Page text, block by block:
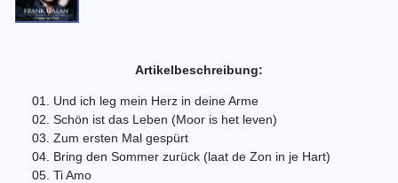
Artikelbeschreibung:
01. Und ich leg mein Herz in deine Arme
02. Schön ist das Leben (Moor is het leven)
03. Zum ersten Mal gespürt
04. Bring den Sommer zurück (laat de Zon in je Hart)
05. Ti Amo